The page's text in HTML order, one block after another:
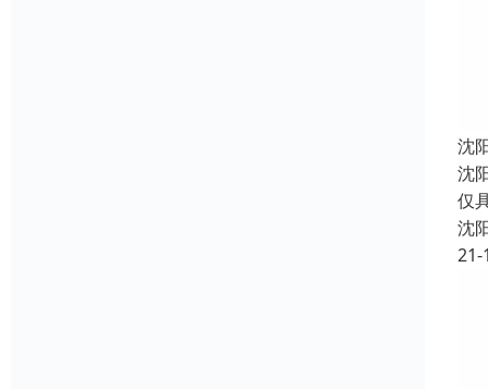
沈
沈
仅
沈
21-